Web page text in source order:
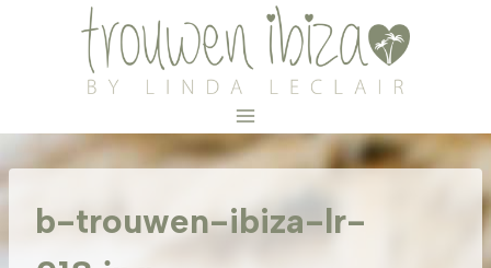
b-trouwen-ibiza-lr-